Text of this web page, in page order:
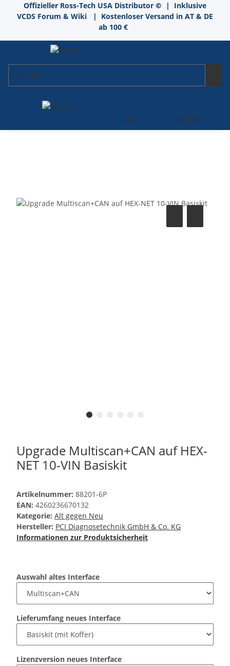
Offizieller Ross-Tech USA Distributor © | Inklusive
VCDS Forum & Wiki
| Kostenloser Versand in AT & DE
ab 100 €
DE 0,00 €
Upgrade Multiscan+CAN auf HEX-
NET 10-VIN Basiskit
Artikelnummer: 88201-6P
EAN: 4260236670132
Kategorie: Alt gegen Neu
Hersteller: PCI Diagnosetechnik GmbH & Co. KG
Informationen zur Produktsicherheit
Auswahl altes Interface
Lieferumfang neues Interface
Lizenzversion neues Interface